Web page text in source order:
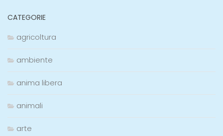
CATEGORIE
agricoltura
ambiente
anima libera
animali
arte